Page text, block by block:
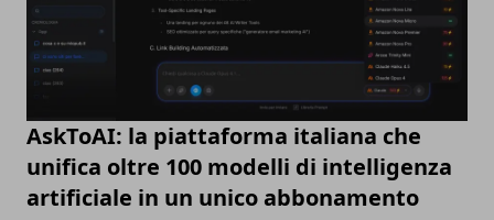
AskToAI: la piattaforma italiana che
unifica oltre 100 modelli di intelligenza
artificiale in un unico abbonamento